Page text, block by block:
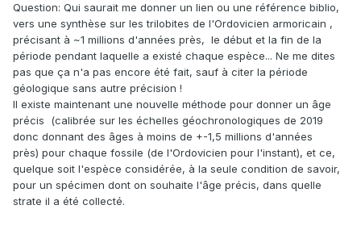
Question: Qui saurait me donner un lien ou une référence biblio,
vers une synthèse sur les trilobites de l'Ordovicien armoricain ,
précisant à ~1 millions d'années près, le début et la fin de la
période pendant laquelle a existé chaque espèce... Ne me dites
pas que ça n'a pas encore été fait, sauf à citer la période
géologique sans autre précision !
Il existe maintenant une nouvelle méthode pour donner un âge
précis (calibrée sur les échelles géochronologiques de 2019
donc donnant des âges à moins de +-1,5 millions d'années
près) pour chaque fossile (de l'Ordovicien pour l'instant), et ce,
quelque soit l'espèce considérée, à la seule condition de savoir,
pour un spécimen dont on souhaite l'âge précis, dans quelle
strate il a été collecté.